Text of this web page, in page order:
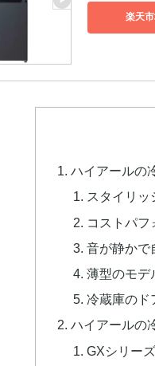
楽天
ハイアールの
スタイリッ
コストパフ
音が静かで
薄型のモデ
冷蔵庫のド
ハイアールの
GXシリー